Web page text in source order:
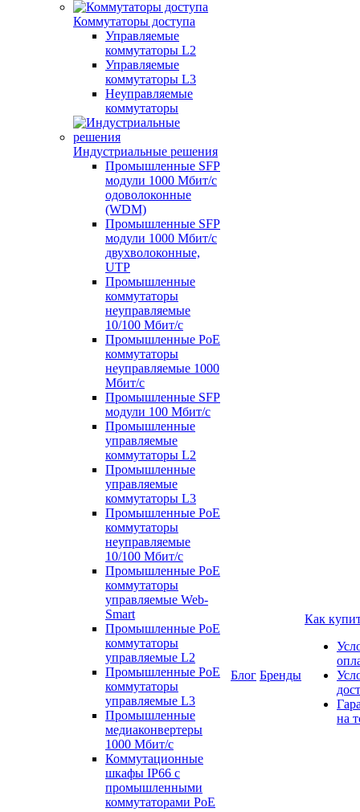
Коммутаторы доступа
Управляемые
коммутаторы L2
Управляемые
коммутаторы L3
Неуправляемые
коммутаторы
Индустриальные решения
Промышленные SFP
модули 1000 Мбит/c
одоволоконные
(WDM)
Промышленные SFP
модули 1000 Мбит/c
двухволоконные,
UTP
Промышленные
коммутаторы
неуправляемые
10/100 Мбит/с
Промышленные PoE
коммутаторы
неуправляемые 1000
Мбит/с
Промышленные SFP
модули 100 Мбит/c
Промышленные
управляемые
коммутаторы L2
Промышленные
управляемые
коммутаторы L3
Промышленные PoE
коммутаторы
неуправляемые
10/100 Мбит/с
Промышленные PoE
коммутаторы
управляемые Web-
Smart
Промышленные PoE
коммутаторы
управляемые L2
Промышленные PoE
коммутаторы
управляемые L3
Промышленные
медиаконвертеры
1000 Мбит/с
Коммутационные
шкафы IP66 c
промышленными
коммутаторами PoE
Блог Бренды
Как
на